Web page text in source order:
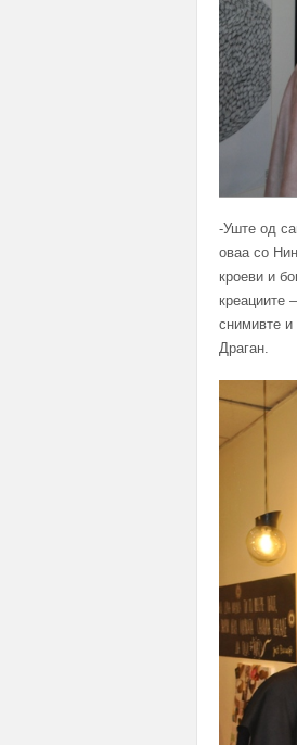
-Уште од
оваа со
кроеви и
креациите
снимивте
Драган.